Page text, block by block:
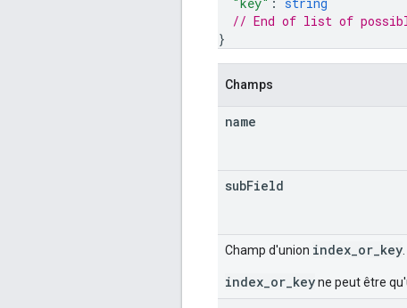
// End of list of
}
Champs
name
subField
Champ d'union index_or_key
index_or_keyne peut être